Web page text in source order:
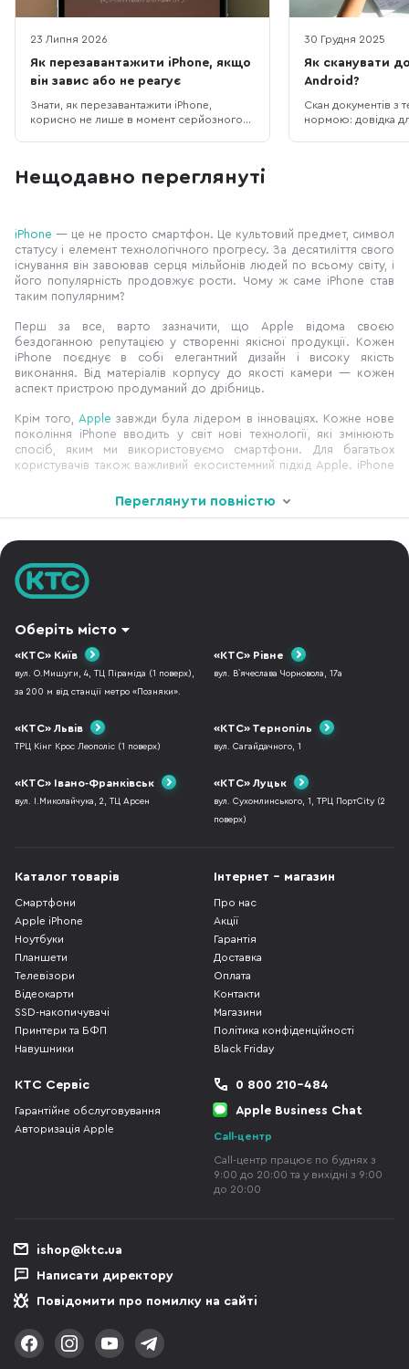
23 Липня 2026
Як перезавантажити iPhone, якщо
він завис або не реагує
Знати, як перезавантажити iPhone,
корисно не лише в момент серйозного
зупинити застосунок, який некоректно
30 Грудня 2025
Як сканувати
Android?
Скан документів з
нормою: довідка
Нещодавно переглянуті
iPhone — це не просто смартфон. Це культовий предмет, символ
статусу і елемент технологічного прогресу. За десятиліття свого
існування він завоював серця мільйонів людей по всьому світу, і
його популярність продовжує рости. Чому ж саме iPhone став
таким популярним?
Перш за все, варто зазначити, що Apple відома своєю
бездоганною репутацією у створенні якісної продукції. Кожен
iPhone поєднує в собі елегантний дизайн і високу якість
виконання. Від матеріалів корпусу до якості камери — кожен
аспект пристрою продуманий до дрібниць.
Крім того, Apple завжди була лідером в інноваціях. Кожне нове
покоління iPhone вводить у світ нові технології, які змінюють
спосіб, яким ми використовуємо смартфони. Для багатьох
користувачів також важливий екосистемний підхід Apple. iPhone
Переглянути повністю
Оберіть місто
«КТС» Київ
вул. О.Мишуги, 4, ТЦ Піраміда (1 поверх),
за 200 м від станції метро «Позняки».
«КТС» Рівне
вул. В`ячеслава Чорновола, 17а
«КТС» Львів
ТРЦ Кінг Крос Леополіс (1 поверх)
«КТС» Тернопіль
вул. Сагайдачного, 1
«КТС» Івано-Франківськ
вул. І.Миколайчука, 2, ТЦ Арсен
«КТС» Луцьк
вул. Сухомлинського, 1, ТРЦ ПортCity (2
поверх)
Каталог товарів
Смартфони
Apple iPhone
Ноутбуки
Планшети
Телевізори
Відеокарти
SSD-накопичувачі
Принтери та БФП
Навушники
Інтернет - магазин
Про нас
Акції
Гарантія
Доставка
Оплата
Контакти
Магазини
Політика конфіденційності
Black Friday
КТС Сервіс
Гарантійне обслуговування
Авторизація Apple
0 800 210-484
Apple Business Chat
Call-центр
Call-центр працює по буднях з
9:00 до 20:00 та у вихідні з 9:00
до 20:00
ishop@ktc.ua
Написати директору
Повідомити про помилку на сайті